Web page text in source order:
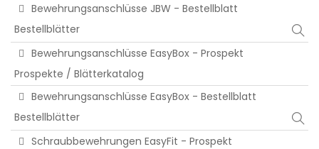
Bewehrungsanschlüsse JBW - Bestellblatt
Bestellblätter
Bewehrungsanschlüsse EasyBox - Prospekt
Prospekte / Blätterkatalog
Bewehrungsanschlüsse EasyBox - Bestellblatt
Bestellblätter
Schraubbewehrungen EasyFit - Prospekt